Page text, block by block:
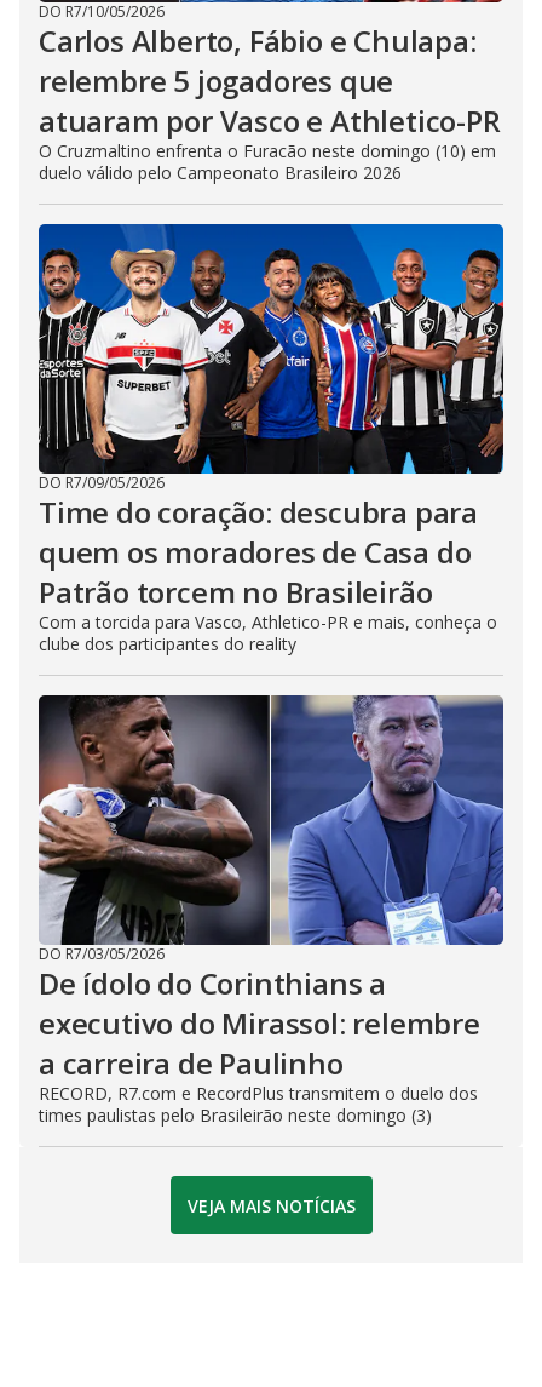
DO R7/10/05/2026
Carlos Alberto, Fábio e Chulapa:
relembre 5 jogadores que
atuaram por Vasco e Athletico-PR
O Cruzmaltino enfrenta o Furacão neste domingo (10) em
duelo válido pelo Campeonato Brasileiro 2026
DO R7/09/05/2026
Time do coração: descubra para
quem os moradores de Casa do
Patrão torcem no Brasileirão
Com a torcida para Vasco, Athletico-PR e mais, conheça o
clube dos participantes do reality
DO R7/03/05/2026
De ídolo do Corinthians a
executivo do Mirassol: relembre
a carreira de Paulinho
RECORD, R7.com e RecordPlus transmitem o duelo dos
times paulistas pelo Brasileirão neste domingo (3)
VEJA MAIS NOTÍCIAS